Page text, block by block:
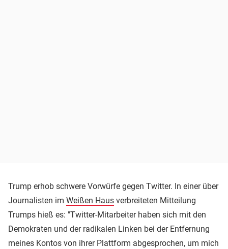
Trump erhob schwere Vorwürfe gegen Twitter. In einer über
Journalisten im Weißen Haus verbreiteten Mitteilung
Trumps hieß es: "Twitter-Mitarbeiter haben sich mit den
Demokraten und der radikalen Linken bei der Entfernung
meines Kontos von ihrer Plattform abgesprochen, um mich